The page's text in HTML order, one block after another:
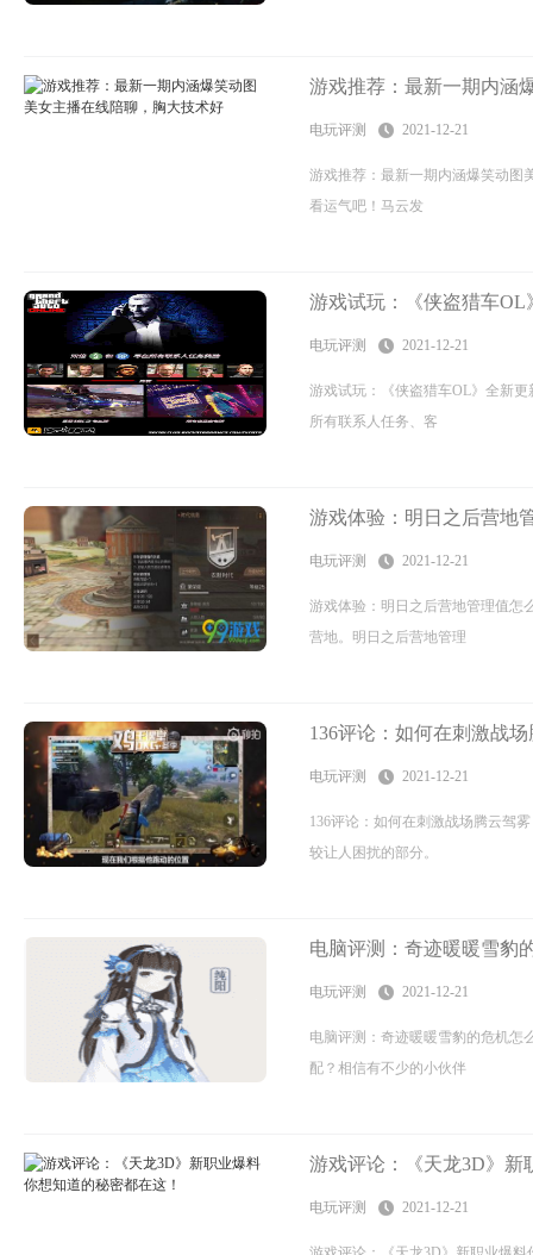
游戏推荐：最新一期内涵
电玩评测 2021-12-21
游戏推荐：最新一期内涵爆笑动
看运气吧！马云发
游戏试玩：《侠盗猎车
电玩评测 2021-12-21
游戏试玩：《侠盗猎车OL》全新
所有联系人任务、客
游戏体验：明日之后营地
电玩评测 2021-12-21
游戏体验：明日之后营地管理值怎
营地。明日之后营地管理
136评论：如何在刺激战
电玩评测 2021-12-21
136评论：如何在刺激战场腾云驾
较让人困扰的部分。
电脑评测：奇迹暖暖雪豹
电玩评测 2021-12-21
电脑评测：奇迹暖暖雪豹的危机怎
配？相信有不少的小伙伴
游戏评论：《天龙3D》新
电玩评测 2021-12-21